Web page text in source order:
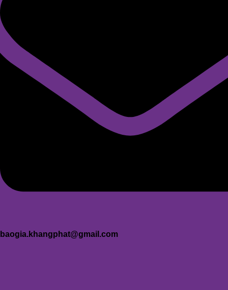
baogia.khangphat@gmail.com